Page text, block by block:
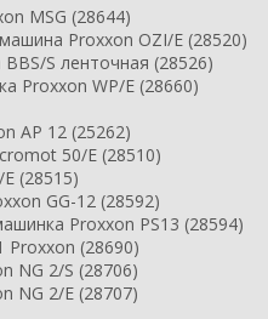
MSG (28644)
Proxxon OZI/E (28520)
S ленточная (28526)
Proxxon WP/E (28660)
AP 12 (25262)
50/E (28510)
(28515)
GG-12 (28592)
Proxxon PS13 (28594)
Proxxon (28690)
NG 2/S (28706)
NG 2/E (28707)